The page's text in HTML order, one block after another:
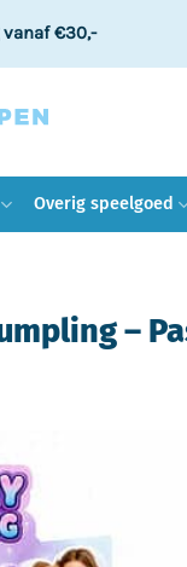
€30,-
Overig speelgoed
–